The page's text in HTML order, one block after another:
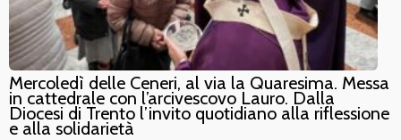
Mercoledì delle Ceneri, al via la Quaresima. Messa
in cattedrale con l’arcivescovo Lauro. Dalla
Diocesi di Trento l’invito quotidiano alla riflessione
e alla solidarietà